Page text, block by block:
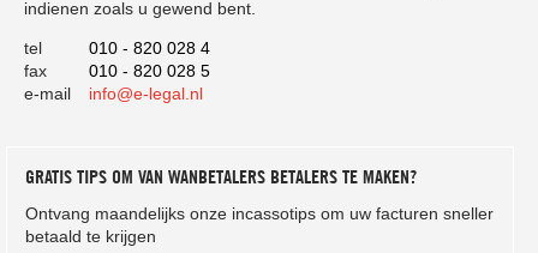
indienen zoals u gewend bent.
tel
010 - 820 028 4
fax
010 - 820 028 5
e-mail
info@e-legal.nl
GRATIS TIPS OM VAN WANBETALERS BETALERS TE MAKEN?
Ontvang maandelijks onze incassotips om uw facturen sneller
betaald te krijgen